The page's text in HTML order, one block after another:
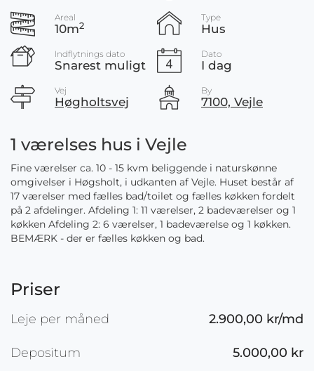
Areal
10m2
Type
Hus
Indflytnings dato
Snarest muligt
Dato
I dag
Vej
Høgholtsvej
By
7100, Vejle
1 værelses hus i Vejle
Fine værelser ca. 10 - 15 kvm beliggende i naturskønne
omgivelser i Høgsholt, i udkanten af Vejle. Huset består af
17 værelser med fælles bad/toilet og fælles køkken fordelt
på 2 afdelinger. Afdeling 1: 11 værelser, 2 badeværelser og 1
køkken Afdeling 2: 6 værelser, 1 badeværelse og 1 køkken.
BEMÆRK - der er fælles køkken og bad.
Priser
Leje per måned 2.900,00 kr/md
Depositum 5.000,00 kr